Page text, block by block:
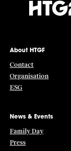
About HTGF
Contact
Organisation
ESG
News & Events
Family Day
Press